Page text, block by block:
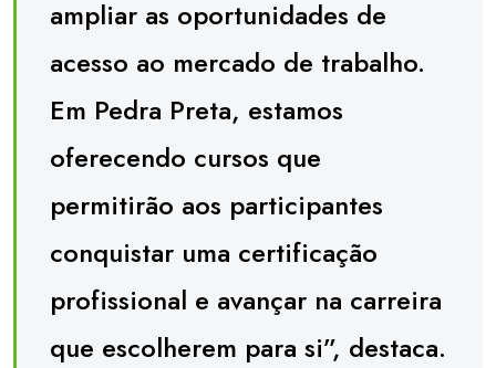
ampliar as oportunidades de
acesso ao mercado de trabalho.
Em Pedra Preta, estamos
oferecendo cursos que
permitirão aos participantes
conquistar uma certificação
profissional e avançar na carreira
que escolherem para si”, destaca.